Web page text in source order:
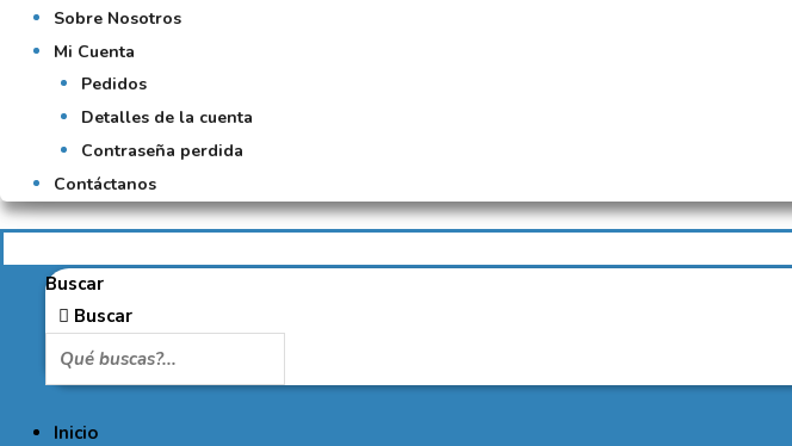
Sobre Nosotros
Mi Cuenta
Pedidos
Detalles de la cuenta
Contraseña perdida
Contáctanos
Buscar
Buscar
Inicio